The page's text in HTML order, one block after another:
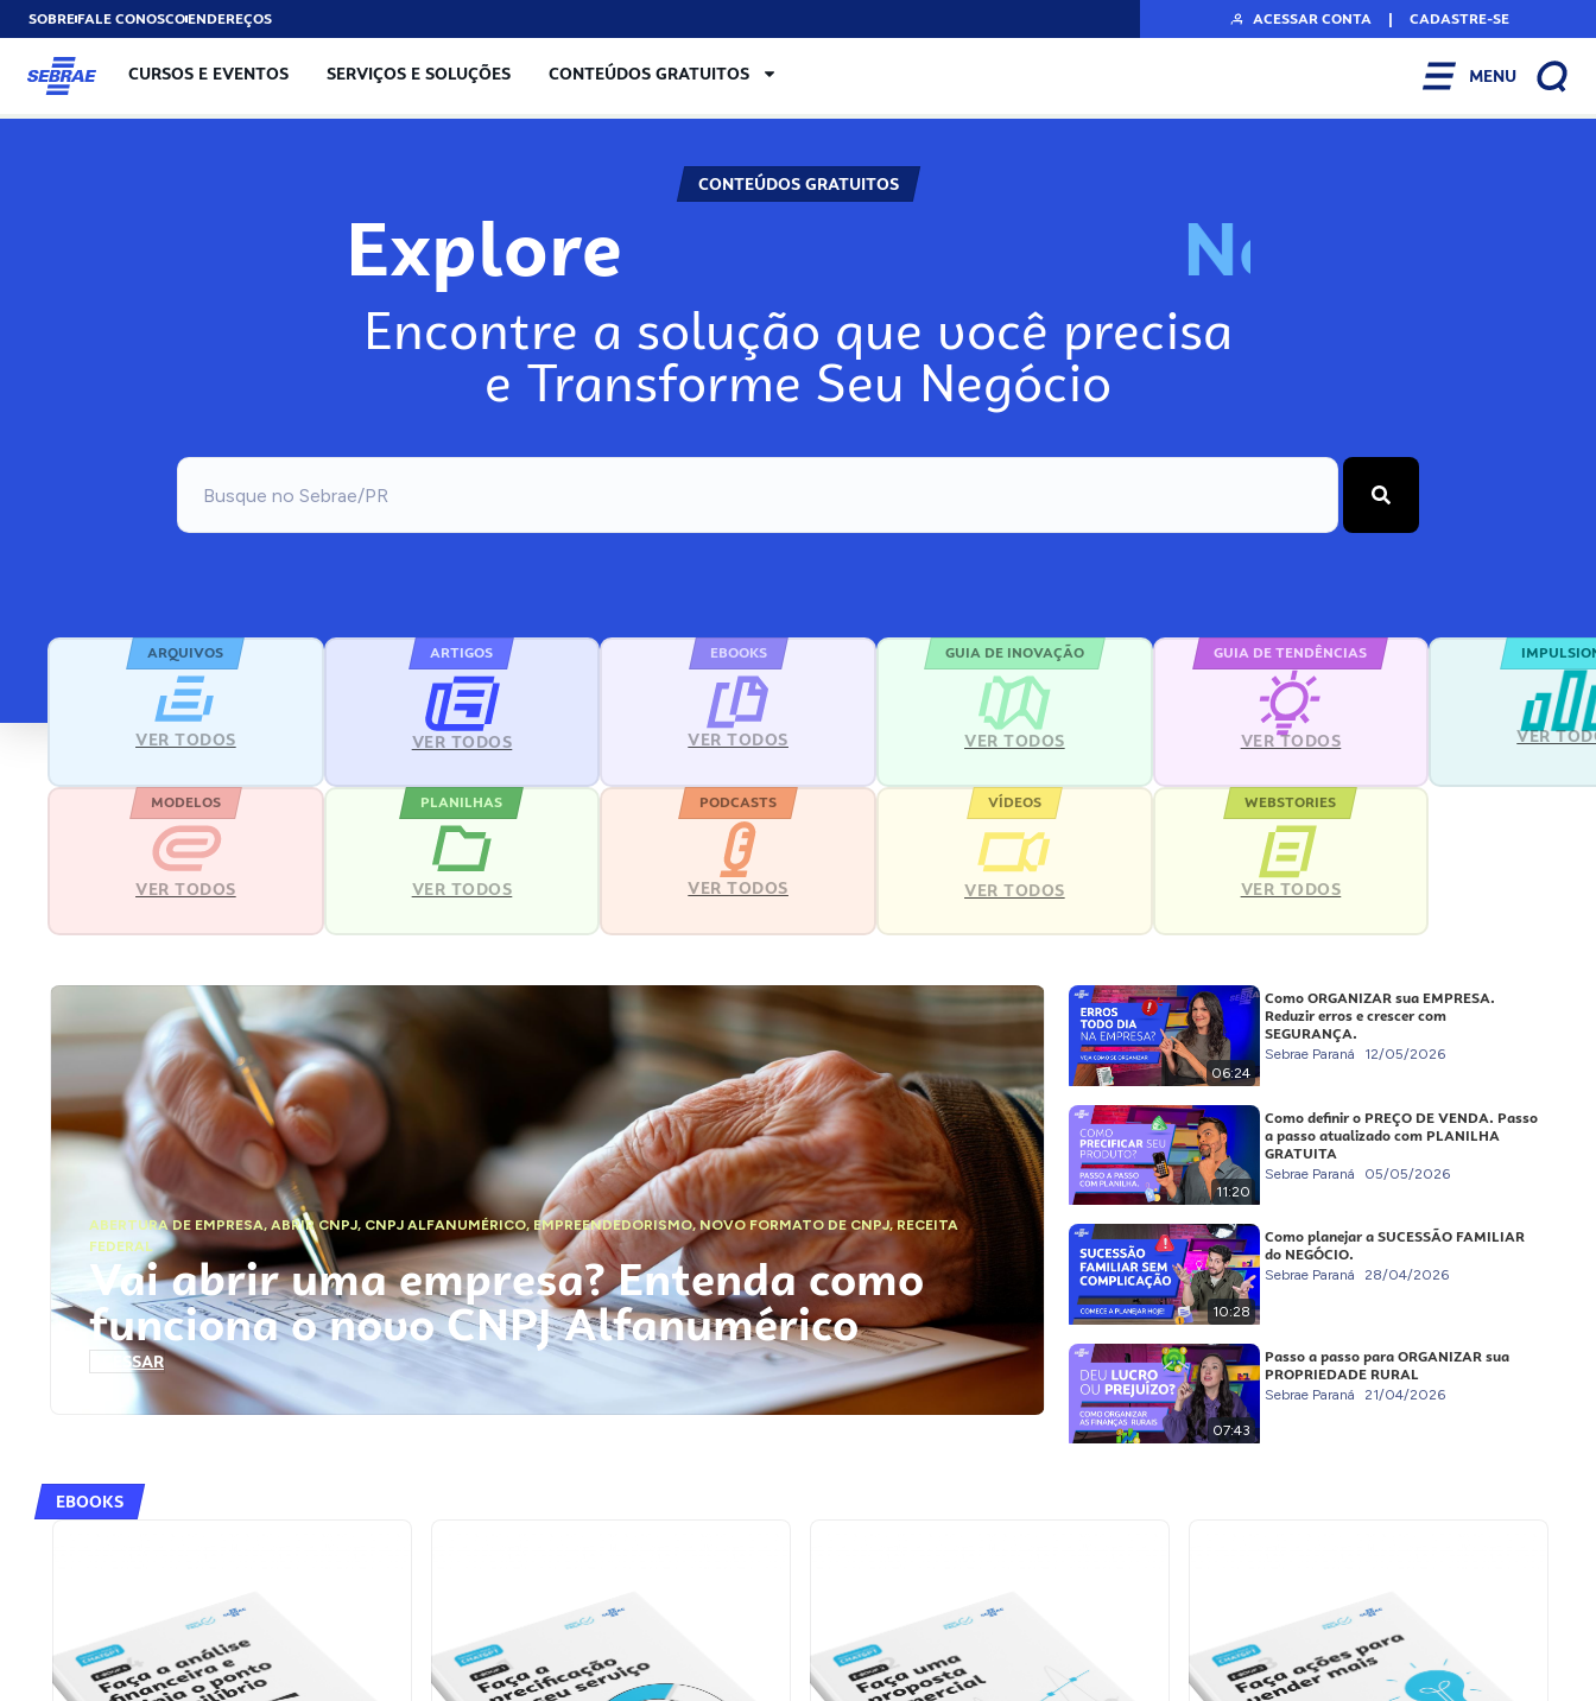
SOBREFALE CONOSCOENDEREÇOS ACESSAR CONTA | CADASTRE-SE
CURSOS E EVENTOS SERVIÇOS E SOLUÇÕES CONTEÚDOS GRATUITOS MENU
CONTEÚDOS GRATUITOS
Explore No
Encontre a solução que você precisa
e Transforme Seu Negócio
ARQUIVOS
VER TODOS
ARTIGOS
VER TODOS
EBOOKS
VER TODOS
GUIA DE INOVAÇÃO
VER TODOS
GUIA DE TENDÊNCIAS
VER TODOS VER
MODELOS
VER TODOS
PLANILHAS
VER TODOS
PODCASTS
VER TODOS
VÍDEOS
VER TODOS
WEBSTORIES
VER TODOS
ABERTURA DE EMPRESA,ABRIR CNPJ, CNPJ ALFANUMÉRICO, EMPREENDEDORISMO,NOVO FORMATO DE CNPJ,RECEITA
FEDERAL
Vai abrir uma empresa? Entenda como
funciona o novo CNPJ Alfanumérico
ACESSAR
06:24
Como ORGANIZAR sua EMPRESA.
Reduzir erros e crescer com
SEGURANÇA.
Sebrae Paraná 12/05/2026
11:20
Como definir o PREÇO DE VENDA. Passo
a passo atualizado com PLANILHA
GRATUITA
Sebrae Paraná 05/05/2026
10:28
Como planejar a SUCESSÃO FAMILIAR
do NEGÓCIO.
Sebrae Paraná 28/04/2026
07:43
Passo a passo para ORGANIZAR sua
PROPRIEDADE RURAL
Sebrae Paraná 21/04/2026
EBOOKS